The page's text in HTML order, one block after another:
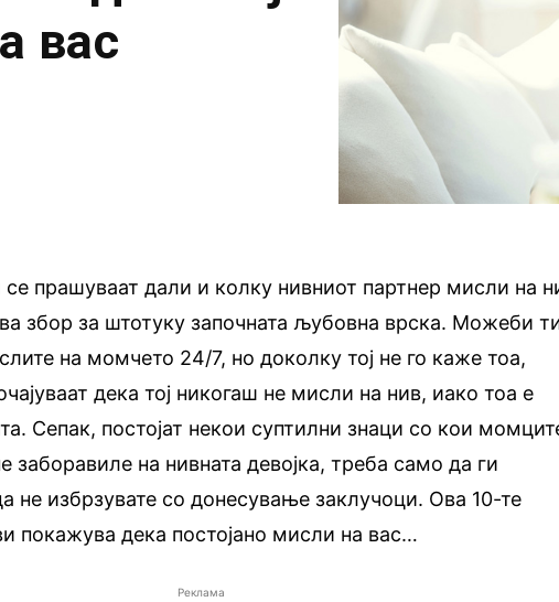
вас
се прашуваат дали и колку нивниот партнер мисли на
збор за штотуку започната љубовна врска. Можеби
на момчето 24/7, но доколку тој не го каже тоа,
дека тој никогаш не мисли на нив, иако тоа е
Сепак, постојат некои суптилни знаци со кои
заборавиле на нивната девојка, треба само да ги
не избрзувате со донесување заклучоци. Ова 10-те
покажува дека постојано мисли на вас…
Реклама